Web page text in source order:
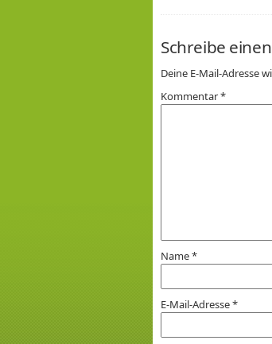
Schreibe
Deine E-Mail-Adresse
Kommentar*
Name*
E-Mail-Adresse*